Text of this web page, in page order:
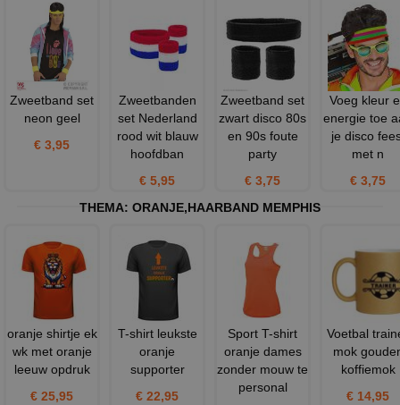
Zweetband set
neon geel
€ 3,95
Zweetbanden
set Nederland
rood wit blauw
hoofdban
€ 5,95
Zweetband set
zwart disco 80s
en 90s foute
party
€ 3,75
Voeg kleur
energie toe
je disco
met n
€ 3,75
THEMA: ORANJE,HAARBAND MEMPHIS
oranje shirtje ek
wk met oranje
leeuw opdruk
€ 25,95
T-shirt leukste
oranje
supporter
€ 22,95
Sport T-shirt
oranje dames
zonder mouw te
personal
Voetbal
mok
koffiemok
€ 14,95